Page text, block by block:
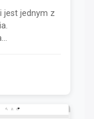
jest jednym z